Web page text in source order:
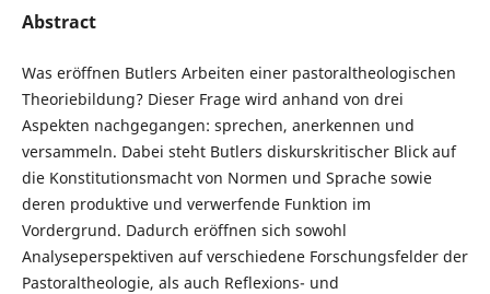
Abstract
Was eröffnen Butlers Arbeiten einer pastoraltheologischen
Theoriebildung? Dieser Frage wird anhand von drei
Aspekten nachgegangen: sprechen, anerkennen und
versammeln. Dabei steht Butlers diskurskritischer Blick auf
die Konstitutionsmacht von Normen und Sprache sowie
deren produktive und verwerfende Funktion im
Vordergrund. Dadurch eröffnen sich sowohl
Analyseperspektiven auf verschiedene Forschungsfelder der
Pastoraltheologie, als auch Reflexions- und